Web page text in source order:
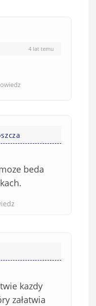
4 lat temu
beda
kazdy
załatwia